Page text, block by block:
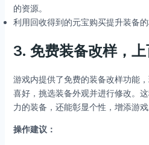
的资源。
利用回收得到的元宝购买提升装备
3. 免费装备改样，
游戏内提供了免费的装备改样功能
喜好，挑选装备外观并进行修改。
力的装备，还能彰显个性，增添游戏
操作建议：